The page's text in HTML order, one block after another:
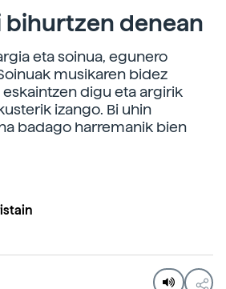
bihurtzen denean
eta soinua, egunero
musikaren bidez
digu eta argirik
izango. Bi uhin
badago harremanik bien